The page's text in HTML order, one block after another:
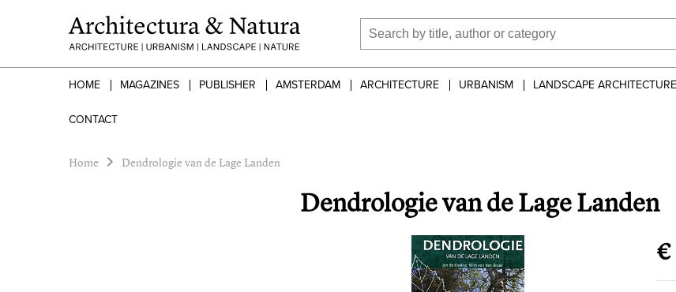
HOME MAGAZINES PUBLISHER AMSTERDAM ARCHITECTURE URBANISM LANDSCAPE ARCHITECTURE
CONTACT
Home Dendrologie van de Lage Landen
Dendrologie van de Lage Landen